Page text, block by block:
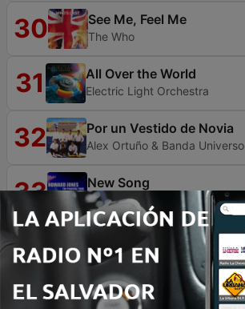
30 See Me, Feel Me
The Who
31 All Over the World
Electric Light Orchestra
32 Por un Vestido de Novia
Alex Ortuño & Banda Universo
33 New Song
Howard Jones
34 Learning to Fly
Pink Floyd
35 SAY YOU'LL BE MINE